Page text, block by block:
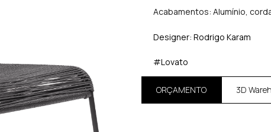
Acabamentos: Alumínio,
Designer: Rodrigo Karam
#Lovato
ORÇAMENTO 3D